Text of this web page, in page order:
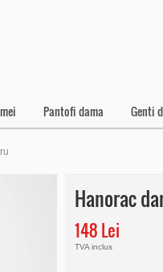
Pantofi dama Genti
Hanorac
148 Lei
TVA inclus